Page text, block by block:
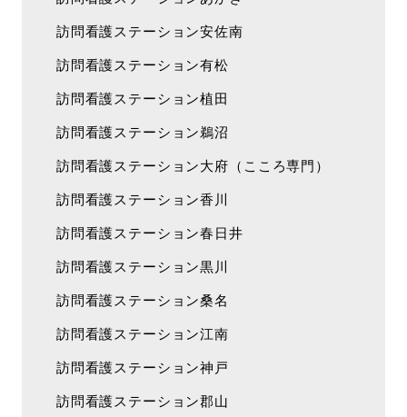
訪問看護ステーション安佐南
訪問看護ステーション有松
訪問看護ステーション植田
訪問看護ステーション鵜沼
訪問看護ステーション大府（こころ専門）
訪問看護ステーション香川
訪問看護ステーション春日井
訪問看護ステーション黒川
訪問看護ステーション桑名
訪問看護ステーション江南
訪問看護ステーション神戸
訪問看護ステーション郡山